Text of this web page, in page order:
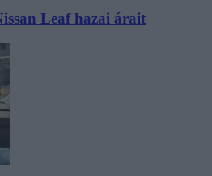
Leaf hazai árait